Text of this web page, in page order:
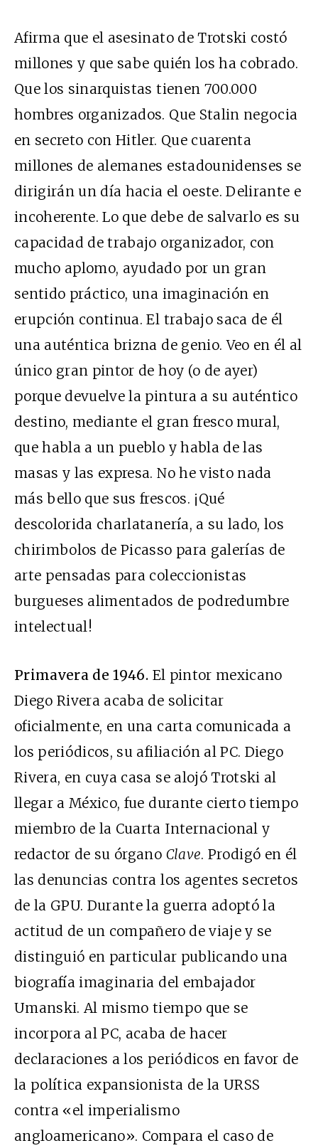
Afirma que el asesinato de Trotski costó
millones y que sabe quién los ha cobrado.
Que los sinarquistas tienen 700.000
hombres organizados. Que Stalin negocia
en secreto con Hitler. Que cuarenta
millones de alemanes estadounidenses se
dirigirán un día hacia el oeste. Delirante e
incoherente. Lo que debe de salvarlo es su
capacidad de trabajo organizador, con
mucho aplomo, ayudado por un gran
sentido práctico, una imaginación en
erupción continua. El trabajo saca de él
una auténtica brizna de genio. Veo en él al
único gran pintor de hoy (o de ayer)
porque devuelve la pintura a su auténtico
destino, mediante el gran fresco mural,
que habla a un pueblo y habla de las
masas y las expresa. No he visto nada
más bello que sus frescos. ¡Qué
descolorida charlatanería, a su lado, los
chirimbolos de Picasso para galerías de
arte pensadas para coleccionistas
burgueses alimentados de podredumbre
intelectual!
Primavera de 1946. El pintor mexicano
Diego Rivera acaba de solicitar
oficialmente, en una carta comunicada a
los periódicos, su afiliación al PC. Diego
Rivera, en cuya casa se alojó Trotski al
llegar a México, fue durante cierto tiempo
miembro de la Cuarta Internacional y
redactor de su órgano Clave. Prodigó en él
las denuncias contra los agentes secretos
de la GPU. Durante la guerra adoptó la
actitud de un compañero de viaje y se
distinguió en particular publicando una
biografía imaginaria del embajador
Umanski. Al mismo tiempo que se
incorpora al PC, acaba de hacer
declaraciones a los periódicos en favor de
la política expansionista de la URSS
contra «el imperialismo
angloamericano». Compara el caso de